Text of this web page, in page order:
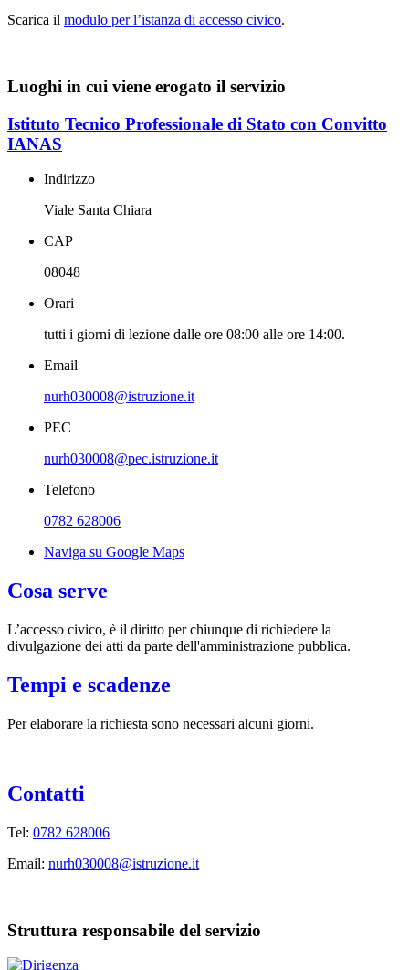
Scarica il modulo per l’istanza di accesso civico.
Luoghi in cui viene erogato il servizio
Istituto Tecnico Professionale di Stato con Convitto
IANAS
Indirizzo
Viale Santa Chiara
CAP
08048
Orari
tutti i giorni di lezione dalle ore 08:00 alle ore 14:00.
Email
nurh030008@istruzione.it
PEC
nurh030008@pec.istruzione.it
Telefono
0782 628006
Naviga su Google Maps
Cosa serve
L’accesso civico, è il diritto per chiunque di richiedere la
divulgazione dei atti da parte dell'amministrazione pubblica.
Tempi e scadenze
Per elaborare la richiesta sono necessari alcuni giorni.
Contatti
Tel: 0782 628006
Email: nurh030008@istruzione.it
Struttura responsabile del servizio